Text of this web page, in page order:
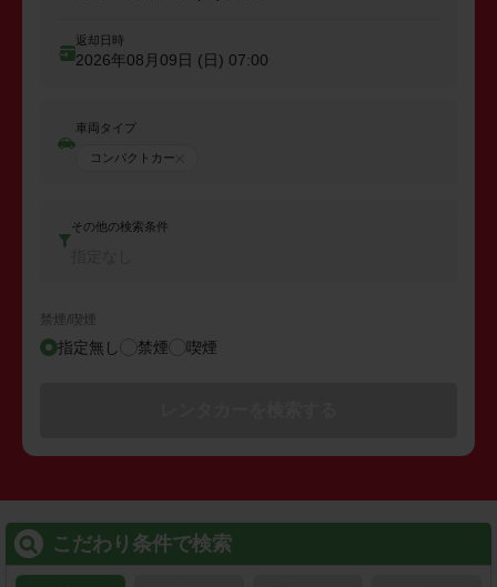
返却日時
2026年08月09日 (日) 07:00
車両タイプ
コンパクトカー
その他の検索条件
禁煙/喫煙
指定無し 禁煙 喫煙
こだわり条件で検索